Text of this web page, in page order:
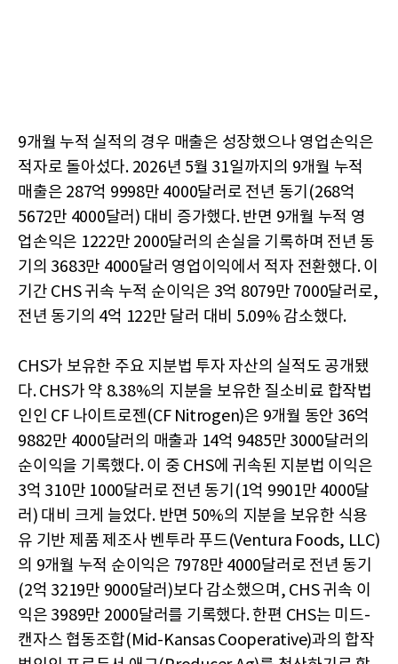
9개월 누적 실적의 경우 매출은 성장했으나 영업손익은
적자로 돌아섰다. 2026년 5월 31일까지의 9개월 누적
매출은 287억 9998만 4000달러로 전년 동기(268억
5672만 4000달러) 대비 증가했다. 반면 9개월 누적 영
업손익은 1222만 2000달러의 손실을 기록하며 전년 동
기의 3683만 4000달러 영업이익에서 적자 전환했다. 이
기간 CHS 귀속 누적 순이익은 3억 8079만 7000달러로,
전년 동기의 4억 122만 달러 대비 5.09% 감소했다.
CHS가 보유한 주요 지분법 투자 자산의 실적도 공개됐
다. CHS가 약 8.38%의 지분을 보유한 질소비료 합작법
인인 CF 나이트로젠(CF Nitrogen)은 9개월 동안 36억
9882만 4000달러의 매출과 14억 9485만 3000달러의
순이익을 기록했다. 이 중 CHS에 귀속된 지분법 이익은
3억 310만 1000달러로 전년 동기(1억 9901만 4000달
러) 대비 크게 늘었다. 반면 50%의 지분을 보유한 식용
유 기반 제품 제조사 벤투라 푸드(Ventura Foods, LLC)
의 9개월 누적 순이익은 7978만 4000달러로 전년 동기
(2억 3219만 9000달러)보다 감소했으며, CHS 귀속 이
익은 3989만 2000달러를 기록했다. 한편 CHS는 미드-
캔자스 협동조합(Mid-Kansas Cooperative)과의 합작